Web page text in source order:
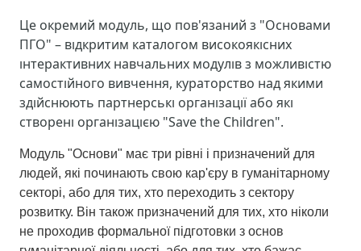
Це окремий модуль, що пов'язаний з "Основами
ПГО" – відкритим каталогом високоякісних
інтерактивних навчальних модулів з можливістю
самостійного вивчення, кураторство над якими
здійснюють партнерські організації або які
створені організацією "Save the Children".
Модуль "Основи" має три рівні і призначений для
людей, які починають свою кар'єру в гуманітарному
секторі, або для тих, хто переходить з сектору
розвитку. Він також призначений для тих, хто ніколи
не проходив формальної підготовки з основ